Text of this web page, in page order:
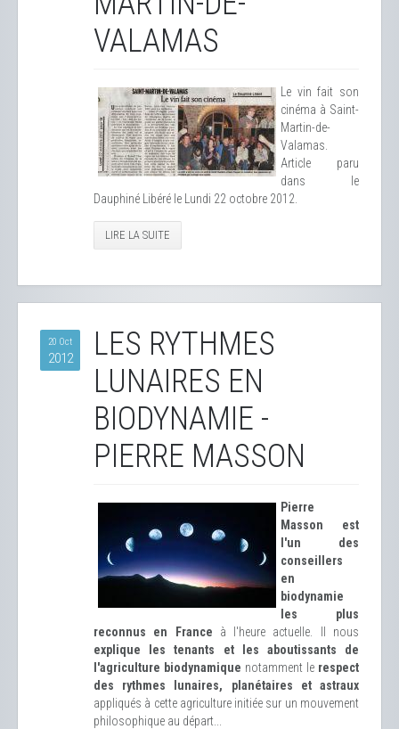
VALAMAS
Le vin fait son
cinéma à Saint-
Martin-de-
Valamas.
Article paru
dans le
Dauphiné Libéré le Lundi 22 octobre 2012.
LIRE LA SUITE
20 Oct
2012
LES RYTHMES
LUNAIRES EN
BIODYNAMIE -
PIERRE MASSON
Pierre
Masson est
l'un des
conseillers
en
biodynamie
les plus
reconnus en France à l'heure actuelle. Il nous
explique les tenants et les aboutissants de
l'agriculture biodynamique notamment le respect
des rythmes lunaires, planétaires et astraux
appliqués à cette agriculture initiée sur un mouvement
philosophique au départ...